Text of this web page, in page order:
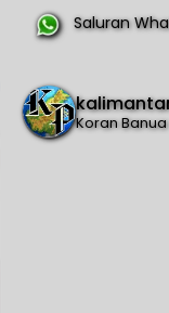
Saluran
Koran